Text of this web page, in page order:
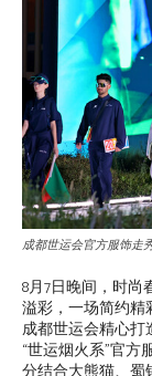
成都世运会官方服饰走
8月7日晚间，时
溢彩，一场简约
成都世运会精心
“世运烟火系”官